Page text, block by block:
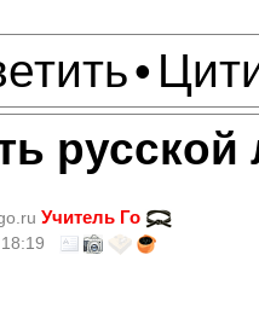
•
русской
Учитель Го